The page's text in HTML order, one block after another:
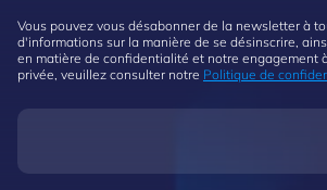
Vous pouvez vous désabonner de la newsletter à
d'informations sur la manière de se désinscrire,
en matière de confidentialité et notre engagement
privée, veuillez consulter notre Politique de